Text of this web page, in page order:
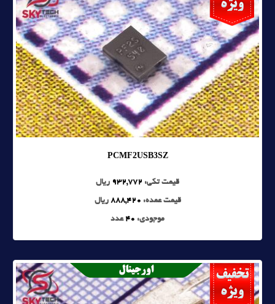
PCMF2USB3SZ
قیمت تکی: 932,772 ریال
قیمت عمده: 888,420 ریال
موجودی: 40 عدد